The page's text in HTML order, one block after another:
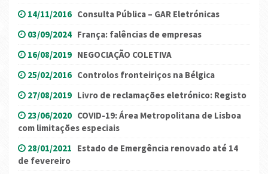
14/11/2016 Consulta Pública – GAR Eletrónicas
03/09/2024 França: falências de empresas
16/08/2019 NEGOCIAÇÃO COLETIVA
25/02/2016 Controlos fronteiriços na Bélgica
27/08/2019 Livro de reclamações eletrónico: Registo
23/06/2020 COVID-19: Área Metropolitana de Lisboa
com limitações especiais
28/01/2021 Estado de Emergência renovado até 14
de fevereiro